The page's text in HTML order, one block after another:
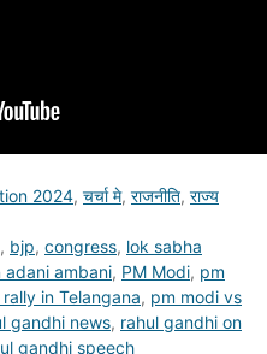
2024, चर्चा मे, राजनीति, राज्य
, bjp, congress, lok sabha
adani ambani, PM Modi, pm
in Telangana, pm modi vs
gandhi news, rahul gandhi on
gandhi speech